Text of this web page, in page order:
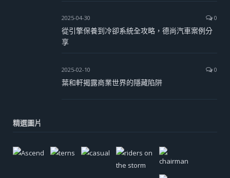
2025-04-30 0
從引擎保養到冷卻系統全攻略，德尚汽車案例分
享
2025-02-10 0
葉和軒揭露商業世界的隱藏陷阱
精選圖片